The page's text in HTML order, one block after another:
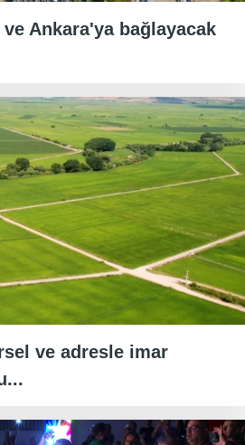
Ankara'ya bağlayacak
ve adresle imar